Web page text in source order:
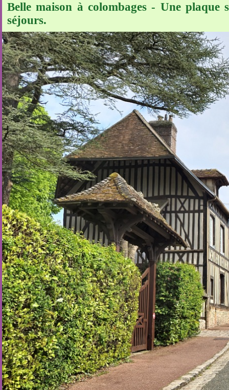
Belle maison à colombages - Une
séjours.